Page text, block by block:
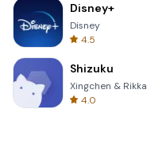
Disney+
Disney
4.5
Shizuku
Xingchen & Rikka
4.0